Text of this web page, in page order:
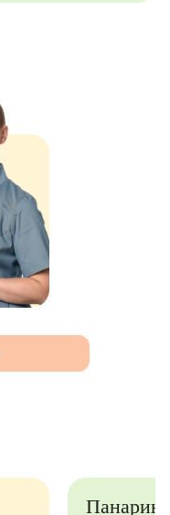
Панарин